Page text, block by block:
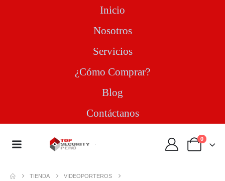
Inicio
Nosotros
Servicios
¿Cómo Comprar?
Blog
Contáctanos
0
TIENDA
VIDEOPORTEROS